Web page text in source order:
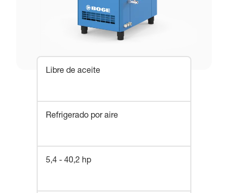
Libre de aceite
Refrigerado por aire
5,4 - 40,2 hp